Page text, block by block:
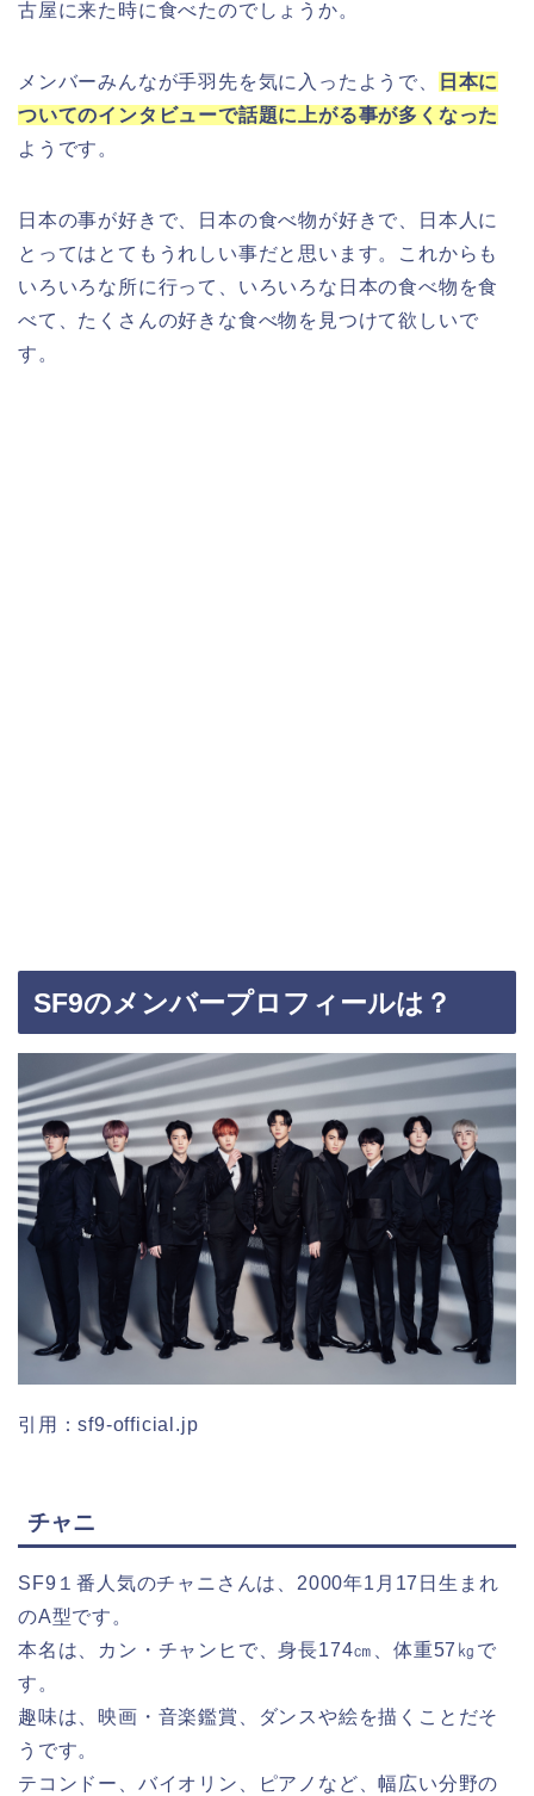
古屋に来た時に食べたのでしょうか。
メンバーみんなが手羽先を気に入ったようで、
日本に
ついてのインタビューで話題に上がる事が多くなった
ようです。
日本の事が好きで、日本の食べ物が好きで、日本人に
とってはとてもうれしい事だと思います。これからも
いろいろな所に行って、いろいろな日本の食べ物を食
べて、たくさんの好きな食べ物を見つけて欲しいで
す。
SF9のメンバープロフィールは？
引用：sf9-official.jp
チャニ
SF9１番人気のチャニさんは、2000年1月17日生まれ
のA型です。
本名は、カン・チャンヒで、身長174㎝、体重57㎏で
す。
趣味は、映画・音楽鑑賞、ダンスや絵を描くことだそ
うです。
テコンドー、バイオリン、ピアノなど、幅広い分野の